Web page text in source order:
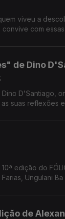
viveu a
com
de Dino
D'Santiago,
suas reflexões
edição do
Ungulani
de